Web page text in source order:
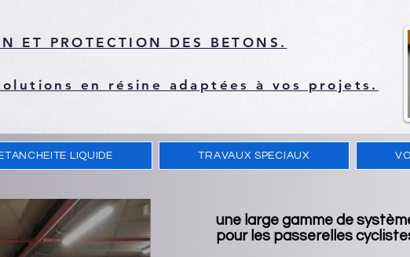
ET PROTECTION DES BETONS.
en résine adaptées à vos projets.
ETANCHEITE LIQUIDE TRAVAUX SPECIAUX
une large gamme de
pour les passerelles